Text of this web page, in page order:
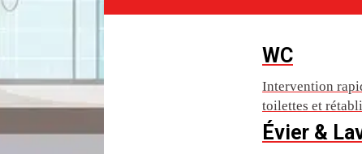
WC
Intervention
toilettes et
Évier &